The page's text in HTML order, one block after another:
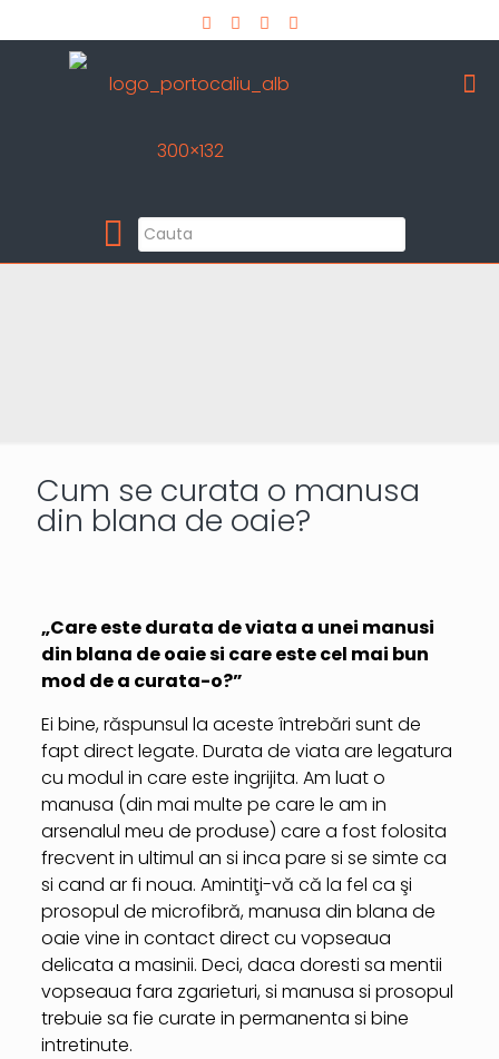
Cum se curata o manusa
din blana de oaie?
„Care este durata de viata a unei manusi
din blana de oaie si care este cel mai bun
mod de a curata-o?”
Ei bine, răspunsul la aceste întrebări sunt de
fapt direct legate. Durata de viata are legatura
cu modul in care este ingrijita. Am luat o
manusa (din mai multe pe care le am in
arsenalul meu de produse) care a fost folosita
frecvent in ultimul an si inca pare si se simte ca
si cand ar fi noua. Amintiţi-vă că la fel ca şi
prosopul de microfibră, manusa din blana de
oaie vine in contact direct cu vopseaua
delicata a masinii. Deci, daca doresti sa mentii
vopseaua fara zgarieturi, si manusa si prosopul
trebuie sa fie curate in permanenta si bine
intretinute.
Pro Detailing